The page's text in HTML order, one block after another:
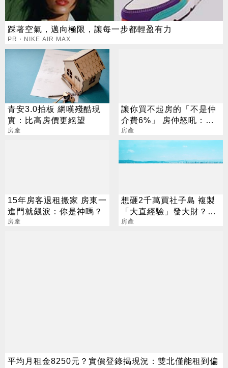
踩著空氣，邁向極限，讓每一步都輕盈有力
PR・NIKE AIR MAX
青安3.0拍板 網嘆殘酷現
實：比高房價更絕望
房產
讓你買不起房的「不是仲
介費6%」 房仲怒吼：別
把矛頭對準我們
房產
15年房客退租搬家 房東一
進門就飆淚：你是神嗎？
房產
想砸2千萬買社子島 複製
「大直經驗」發大財？專
家搖頭：除非口袋深
房產
平均月租金8250元？實價登錄揭現況：雙北僅能租到偏